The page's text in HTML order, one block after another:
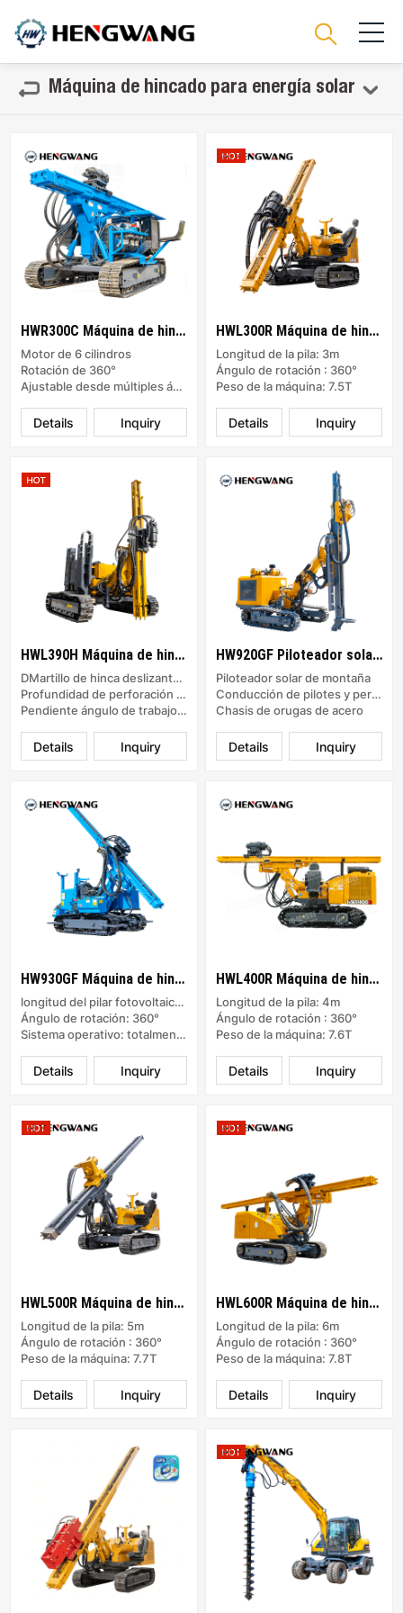
Máquina de hincado para energía solar
HWR300C Máquina de hincado para energía solar
Motor de 6 cilindros
Rotación de 360°
Ajustable desde múltiples ángulos
Inquiry
Details
HWL300R Máquina de hincado para energía solar
Longitud de la pila: 3m
Ángulo de rotación : 360°
Peso de la máquina: 7.5T
Inquiry
Details
HWL390H Máquina de hincado para energía solar
DMartillo de hinca deslizante sobre orugas
Profundidad de perforación con tornillo: 20 m
Pendiente ángulo de trabajo : 45°
Inquiry
Details
HW920GF Piloteador solar para montaña
Piloteador solar de montaña
Conducción de pilotes y perforación
Chasis de orugas de acero
Inquiry
Details
HW930GF Máquina de hincado para energía solar
longitud del pilar fotovoltaico: 6m
Ángulo de rotación: 360°
Sistema operativo: totalmente hidráulico
Inquiry
Details
HWL400R Máquina de hincado para energía solar
Longitud de la pila: 4m
Ángulo de rotación : 360°
Peso de la máquina: 7.6T
Inquiry
Details
HWL500R Máquina de hincado para energía solar
Longitud de la pila: 5m
Ángulo de rotación : 360°
Peso de la máquina: 7.7T
Inquiry
Details
HWL600R Máquina de hincado para energía solar
Longitud de la pila: 6m
Ángulo de rotación : 360°
Peso de la máquina: 7.8T
Inquiry
Details